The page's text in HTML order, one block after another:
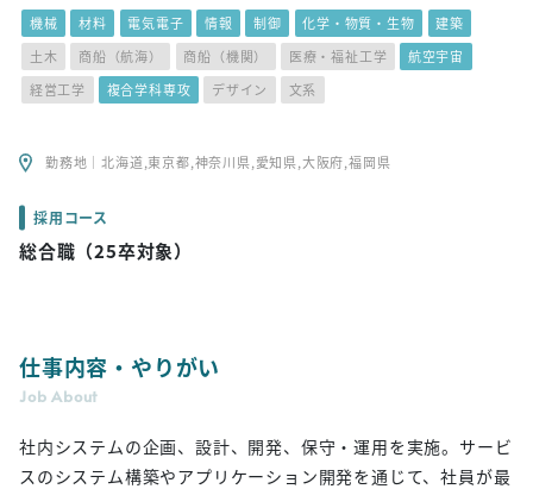
機械 材料 電気電子 情報 制御 化学・物質・生物
建築
土木
商船（航海） 商船（機関） 医療・福祉工学
航空宇宙
経営工学
複合学科専攻 デザイン 文系
勤務地｜北海道,東京都,神奈川県,愛知県,大阪府,福岡県
採用コース
総合職（25卒対象）
仕事内容・やりがい
Job About
社内システムの企画、設計、開発、保守・運用を実施。サービ
スのシステム構築やアプリケーション開発を通じて、​社員が最